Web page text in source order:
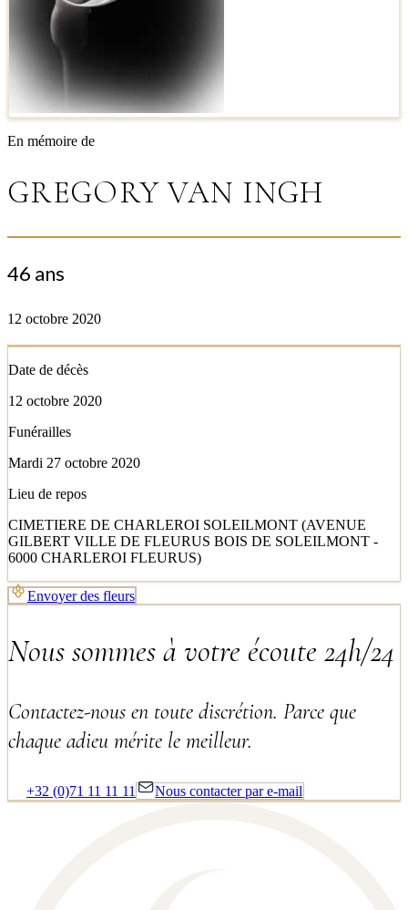
En mémoire de
GREGORY VAN INGH
46 ans
12 octobre 2020
Date de décès
12 octobre 2020
Funérailles
Mardi 27 octobre 2020
Lieu de repos
CIMETIERE DE CHARLEROI SOLEILMONT (AVENUE
GILBERT VILLE DE FLEURUS BOIS DE SOLEILMONT -
6000 CHARLEROI FLEURUS)
Envoyer des fleurs
Nous sommes à votre écoute 24h/24
Contactez-nous en toute discrétion. Parce que
chaque adieu mérite le meilleur.
+32 (0)71 11 11 11 Nous contacter par e-mail